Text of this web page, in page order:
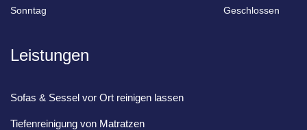
Sonntag Geschlossen
Leistungen
Sofas & Sessel vor Ort reinigen lassen
Tiefenreinigung von Matratzen